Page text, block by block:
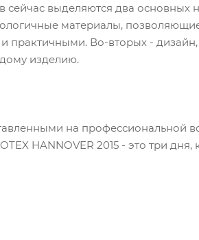
выделяются два основных
материалы,
Во-вторых -
изделию.
на профессиональной
HANNOVER 2015 - это три